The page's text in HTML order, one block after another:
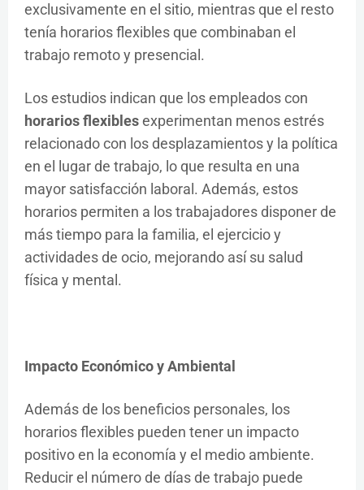
exclusivamente en el sitio, mientras que el resto
tenía horarios flexibles que combinaban el
trabajo remoto y presencial.
Los estudios indican que los empleados con
horarios flexiblesexperimentan menos estrés
relacionado con los desplazamientos y la política
en el lugar de trabajo, lo que resulta en una
mayor satisfacción laboral. Además, estos
horarios permiten a los trabajadores disponer de
más tiempo para la familia, el ejercicio y
actividades de ocio, mejorando así su salud
física y mental.
Impacto Económico y Ambiental
Además de los beneficios personales, los
horarios flexibles pueden tener un impacto
positivo en la economía y el medio ambiente.
Reducir el número de días de trabajo puede